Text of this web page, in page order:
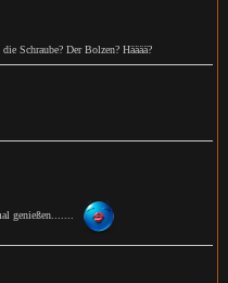
Schraube? Der Bolzen? Hääää?
genießen.......